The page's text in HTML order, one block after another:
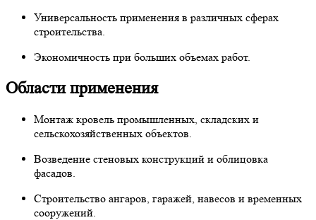
Универсальность применения в различных сферах
строительства.
Экономичность при больших объемах работ.
Области применения
Монтаж кровель промышленных, складских и
сельскохозяйственных объектов.
Возведение стеновых конструкций и облицовка
фасадов.
Строительство ангаров, гаражей, навесов и временных
сооружений.